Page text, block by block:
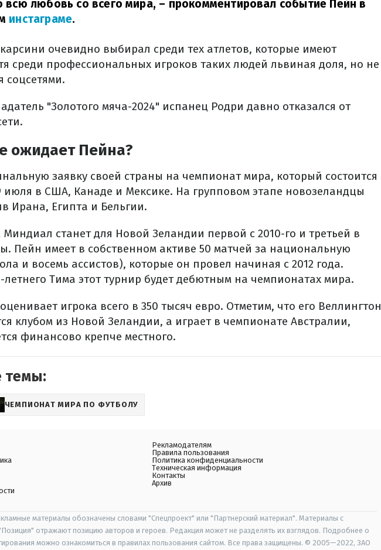
всю любовь со всего мира, – прокомментировал событие Пейн в
инстаграме.
очевидно выбирал среди тех атлетов, которые имеют
среди профессиональных игроков таких людей львиная доля, но не
соцсетями.
"Золотого мяча-2024" испанец Родри давно отказался от
ожидает Пейна?
заявку своей страны на чемпионат мира, который состоится
июля в США, Канаде и Мексике. На групповом этапе новозеландцы
Ирана, Египта и Бельгии.
Миндиал станет для Новой Зеландии первой с 2010-го и третьей в
Пейн имеет в собственном активе 50 матчей за национальную
и восемь ассистов), которые он провел начиная с 2012 года.
летнего Тима этот турнир будет дебютным на чемпионатах мира.
игрока всего в 350 тысяч евро. Отметим, что его Веллингтон
клубом из Новой Зеландии, а играет в чемпионате Австралии,
финансово крепче местного.
темы:
ЧЕМПИОНАТ МИРА ПО ФУТБОЛУ
Рекламодателям
Правила пользования
Политика конфиденциальности
Техническая информация
Контакты
Архив
материалы обозначены словами "Спецпроект" или "Партнерский материал". Материалы с
отражают позицию авторов и героев. Редакция может не разделять их взглядов. Подробнее о
можно ознакомиться в правилах пользования сайтом. Все права защищены. © 2005—2022, ЗАО